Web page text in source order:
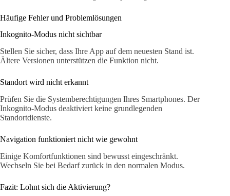
Häufige Fehler und Problemlösungen
Inkognito-Modus nicht sichtbar
Stellen Sie sicher, dass Ihre App auf dem neuesten Stand ist.
Ältere Versionen unterstützen die Funktion nicht.
Standort wird nicht erkannt
Prüfen Sie die Systemberechtigungen Ihres Smartphones. Der
Inkognito-Modus deaktiviert keine grundlegenden
Standortdienste.
Navigation funktioniert nicht wie gewohnt
Einige Komfortfunktionen sind bewusst eingeschränkt.
Wechseln Sie bei Bedarf zurück in den normalen Modus.
Fazit: Lohnt sich die Aktivierung?